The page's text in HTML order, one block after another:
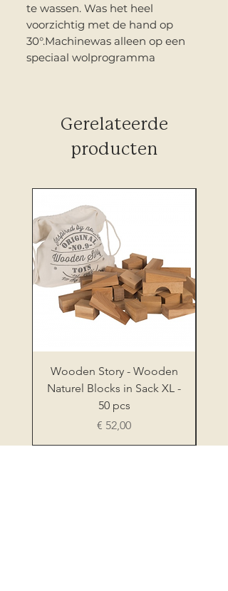
te wassen. Was het heel
voorzichtig met de hand op
30°.Machinewas alleen op een
speciaal wolprogramma
Gerelateerde
producten
Wooden Story - Wooden
Naturel Blocks in Sack XL -
50 pcs
Prijs
€ 52,00